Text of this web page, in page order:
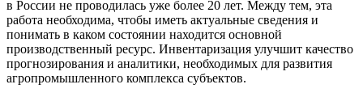
в России не проводилась уже более 20 лет. Между тем, эта
работа необходима, чтобы иметь актуальные сведения и
понимать в каком состоянии находится основной
производственный ресурс. Инвентаризация улучшит качество
прогнозирования и аналитики, необходимых для развития
агропромышленного комплекса субъектов.